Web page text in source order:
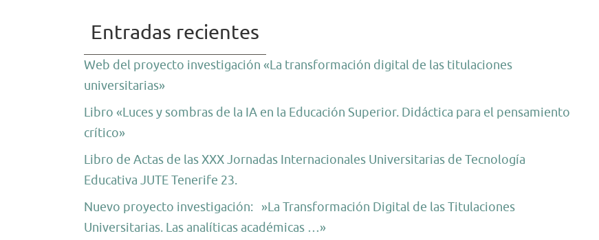
Entradas recientes
Web del proyecto investigación «La transformación digital de las titulaciones
universitarias»
Libro «Luces y sombras de la IA en la Educación Superior. Didáctica para el pensamiento
crítico»
Libro de Actas de las XXX Jornadas Internacionales Universitarias de Tecnología
Educativa JUTE Tenerife 23.
Nuevo proyecto investigación: »La Transformación Digital de las Titulaciones
Universitarias. Las analíticas académicas …»